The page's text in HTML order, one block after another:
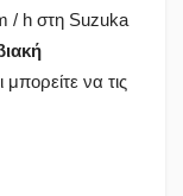
/ h στη Suzuka
να τις